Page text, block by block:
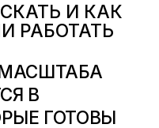
И КАК
РАБОТАТЬ
В
ГОТОВЫ